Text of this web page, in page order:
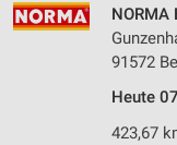
NORMA
91572
Heute
423,67